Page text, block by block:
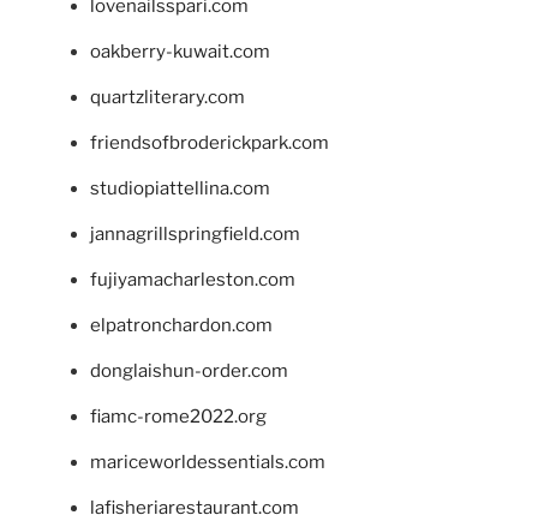
lovenailsspari.com
oakberry-kuwait.com
quartzliterary.com
friendsofbroderickpark.com
studiopiattellina.com
jannagrillspringfield.com
fujiyamacharleston.com
elpatronchardon.com
donglaishun-order.com
fiamc-rome2022.org
mariceworldessentials.com
lafisheriarestaurant.com